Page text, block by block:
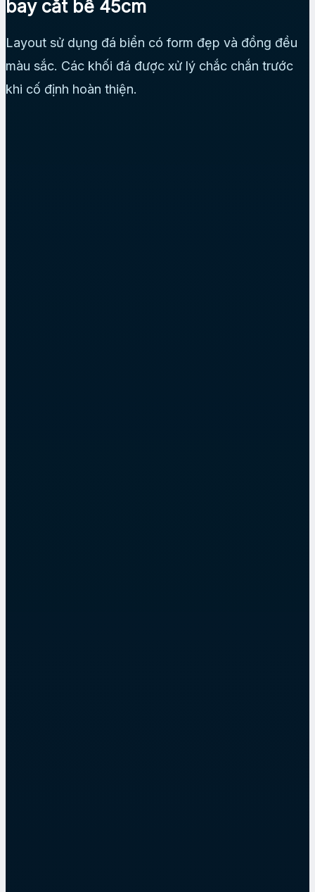
bay cắt bể 45cm
Layout sử dụng đá biển có form đẹp và đồng đều
màu sắc. Các khối đá được xử lý chắc chắn trước
khi cố định hoàn thiện.